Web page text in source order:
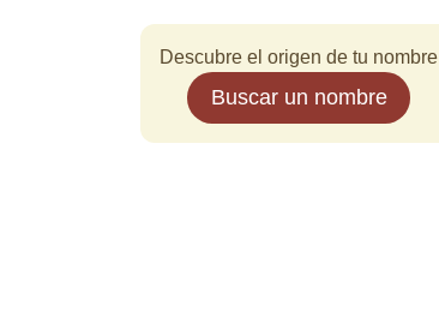
Descubre el origen de tu nombre
Buscar un nombre